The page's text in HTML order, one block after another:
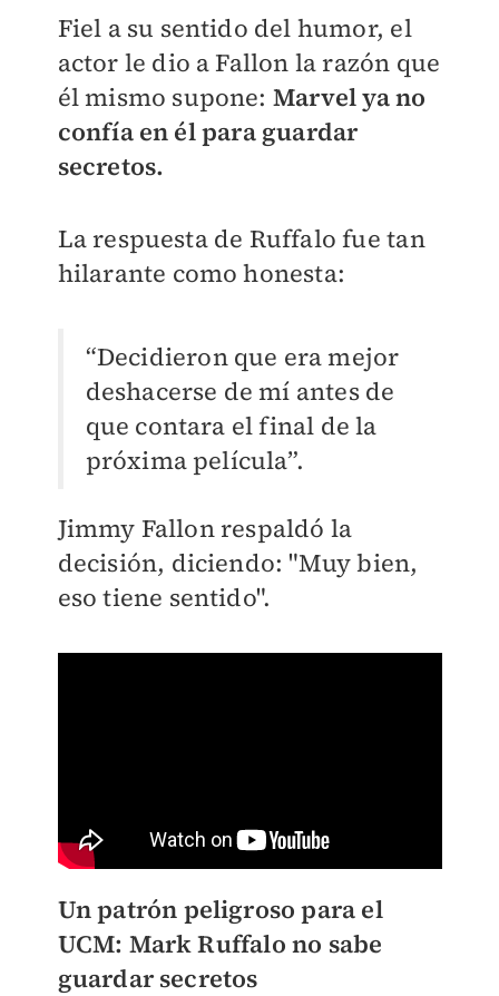
Fiel a su sentido del humor, el
actor le dio a Fallon la razón que
él mismo supone: Marvel ya no
confía en él para guardar
secretos.
La respuesta de Ruffalo fue tan
hilarante como honesta:
“Decidieron que era mejor
deshacerse de mí antes de
que contara el final de la
próxima película”.
Jimmy Fallon respaldó la
decisión, diciendo: "Muy bien,
eso tiene sentido".
Un patrón peligroso para el
UCM: Mark Ruffalo no sabe
guardar secretos